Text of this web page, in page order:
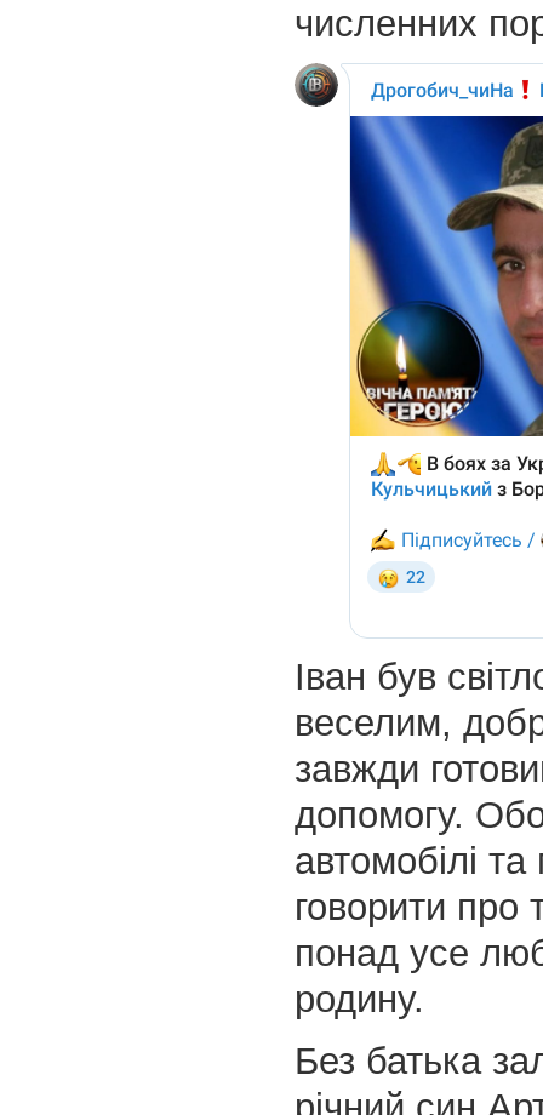
численних
Іван був
веселим,
завжди
допомогу.
автомобілі
говорити про
понад усе
родину.
Без батька
річний син